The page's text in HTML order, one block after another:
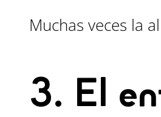
Muchas veces la
3. El